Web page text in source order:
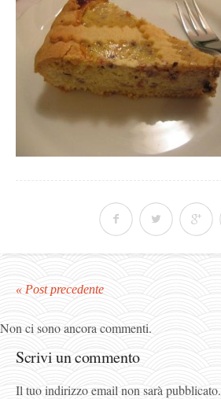
« Post precedente
Non ci sono ancora commenti.
Scrivi un commento
Il tuo indirizzo email non sarà pubblicato.